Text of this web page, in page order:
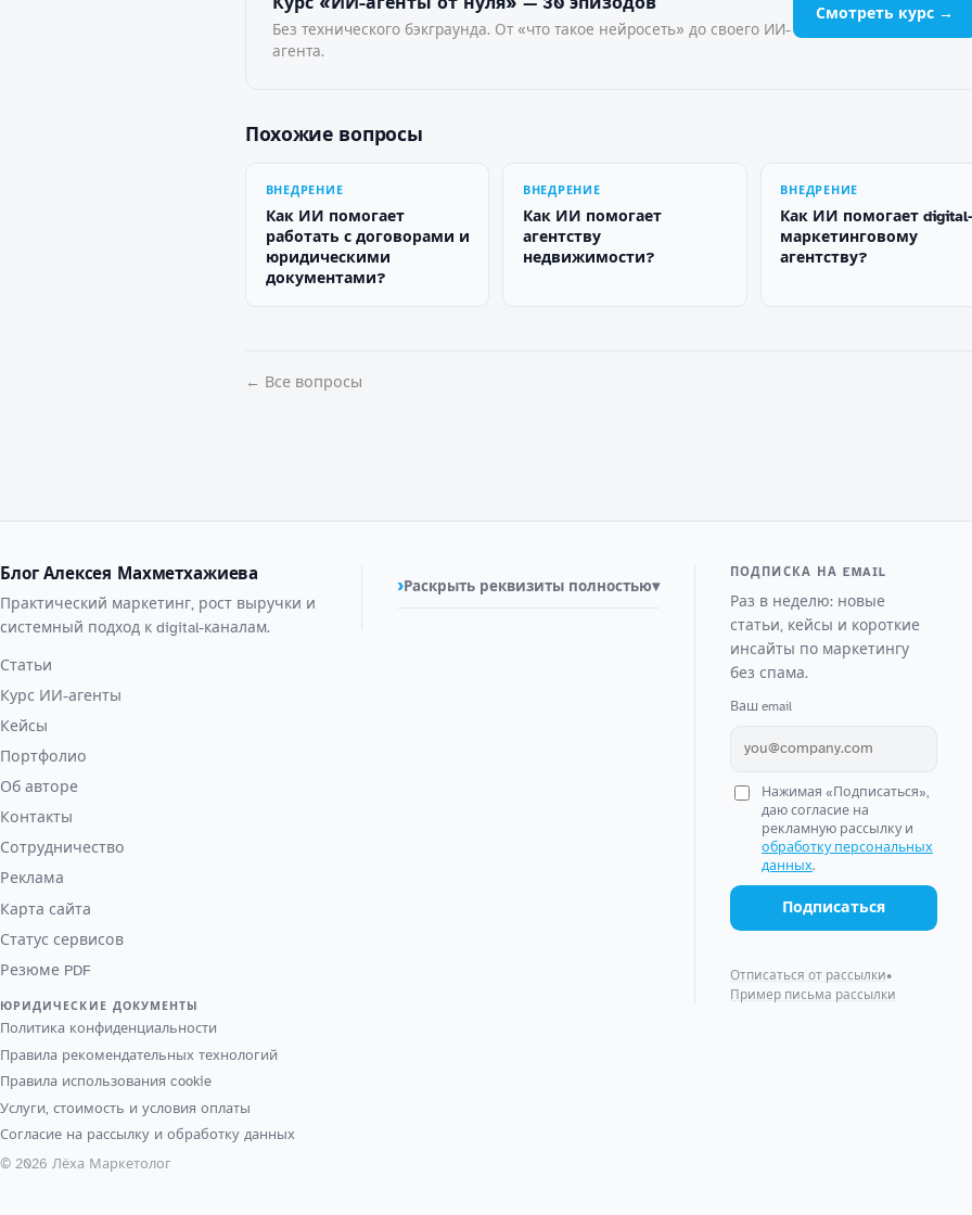
Без технического бэкграунда. От «что такое нейросеть» до своего ИИ-
агента.
Смотреть курс →
Похожие вопросы
ВНЕДРЕНИЕ
Как ИИ помогает
работать с договорами и
юридическими
документами?
ВНЕДРЕНИЕ
Как ИИ помогает
агентству
недвижимости?
ВНЕДРЕНИЕ
Как ИИ помогает
маркетинговому
агентству?
← Все вопросы
Блог Алексея Махметхажиева
Практический маркетинг, рост выручки и
системный подход к digital-каналам.
Статьи
Курс ИИ-агенты
Кейсы
Портфолио
Об авторе
Контакты
Сотрудничество
Реклама
Карта сайта
Статус сервисов
Резюме PDF
ЮРИДИЧЕСКИЕ ДОКУМЕНТЫ
Политика конфиденциальности
Правила рекомендательных технологий
Правила использования cookie
Услуги, стоимость и условия оплаты
Согласие на рассылку и обработку данных
© 2026 Лёха Маркетолог
Раскрыть реквизиты полностью▾
ПОДПИСКА НА EMAIL
Раз в неделю: новые
статьи, кейсы и короткие
инсайты по маркетингу
без спама.
Ваш email
Нажимая «Подписаться»,
даю согласие на
рекламную рассылку и
обработку персональных
данных.
Подписаться
Отписаться от рассылки•
Пример письма рассылки